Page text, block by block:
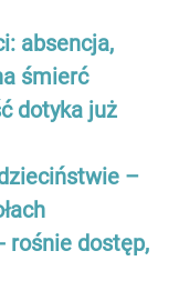
absencja,
śmierć
dotyka już
–
rośnie dostęp,